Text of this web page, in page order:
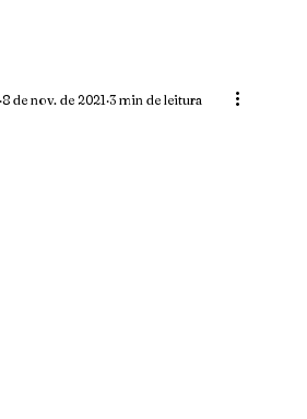
8 de nov. de 2021 3 min de leitura